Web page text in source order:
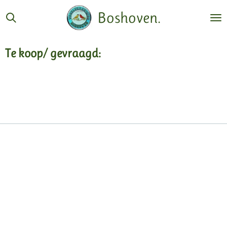
Ga
direct
de
hoofdinhoud
Boshoven.
Te koop/ gevraagd: